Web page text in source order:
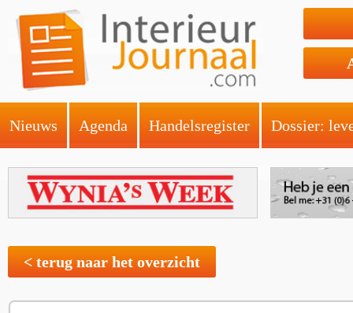
Nieuws Agenda Handelsregister Dossier:
< terug naar het overzicht